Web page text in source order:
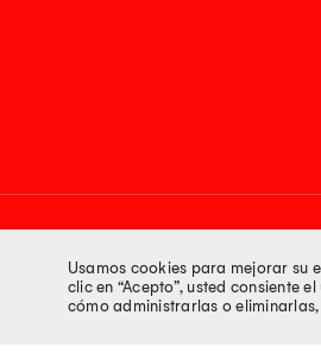
Síguenos enUsamos cookies para mejorar su
clic en “Acepto”, usted consiente
cómo administrarlas o